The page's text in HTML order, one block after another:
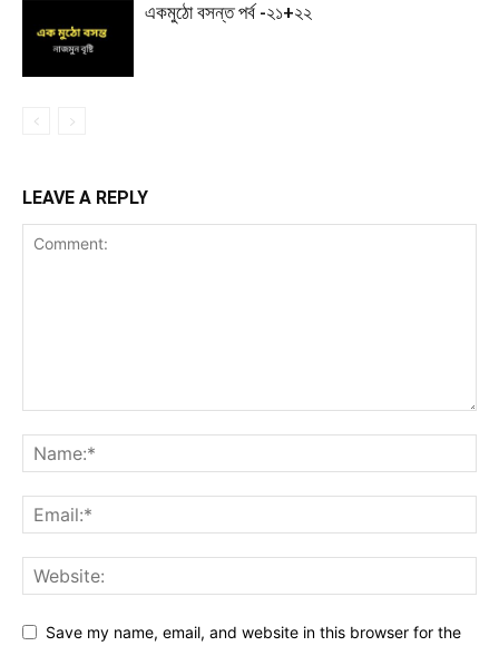
একমুঠো বসন্ত পর্ব -২১+২২
LEAVE A REPLY
Save my name, email, and website in this browser for the